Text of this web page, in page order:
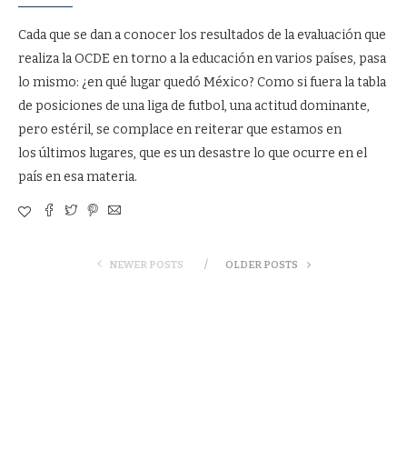
Cada que se dan a conocer los resultados de la evaluación que
realiza la OCDE en torno a la educación en varios países, pasa
lo mismo: ¿en qué lugar quedó México? Como si fuera la tabla
de posiciones de una liga de futbol, una actitud dominante,
pero estéril, se complace en reiterar que estamos en
los últimos lugares, que es un desastre lo que ocurre en el
país en esa materia.
NEWER POSTS OLDER POSTS